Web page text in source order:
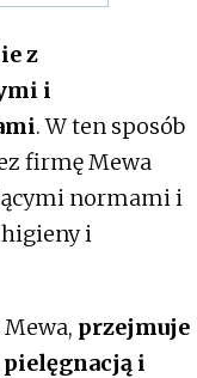
z
i
. W ten sposób
firmę Mewa
normami i
i
przejmuje
i